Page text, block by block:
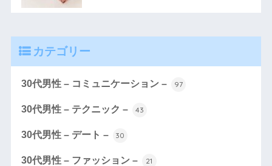
カテゴリー
30代男性 – コミュニケーション – 97
30代男性 – テクニック – 43
30代男性 – デート – 30
30代男性 – ファッション – 21